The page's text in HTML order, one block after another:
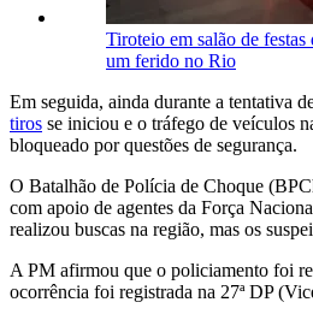
Tiroteio em salão de festas
um ferido no Rio
Em seguida, ainda durante a tentativa
tiros se iniciou e o tráfego de veículos
bloqueado por questões de segurança.
O Batalhão de Polícia de Choque
com apoio de agentes da Força
realizou buscas na região, mas os
A PM afirmou que o policiamento foi
ocorrência foi registrada na 27ª DP